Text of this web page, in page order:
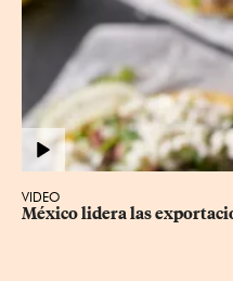
VIDEO
México lidera las